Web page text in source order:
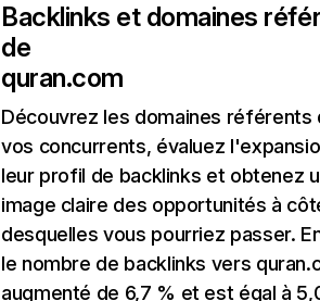
Backlinks et domaines
de
quran.com
Découvrez les domaines référents
vos concurrents, évaluez
leur profil de backlinks et obtenez
image claire des opportunités à
desquelles vous pourriez passer.
le nombre de backlinks vers
augmenté de 6,7 % et est égal à